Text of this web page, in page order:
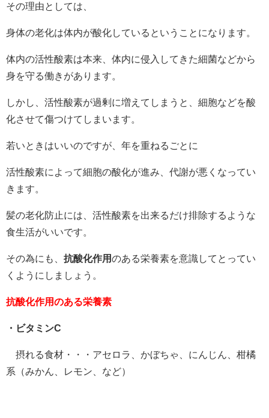
その理由としては、
身体の老化は体内が酸化しているということになります。
体内の活性酸素は本来、体内に侵入してきた細菌などから
身を守る働きがあります。
しかし、活性酸素が過剰に増えてしまうと、細胞などを酸
化させて傷つけてしまいます。
若いときはいいのですが、年を重ねるごとに
活性酸素によって細胞の酸化が進み、代謝が悪くなってい
きます。
髪の老化防止には、活性酸素を出来るだけ排除するような
食生活がいいです。
その為にも、 抗酸化作用のある栄養素を意識してとってい
くようにしましょう。
抗酸化作用のある栄養素
・ビタミンC
摂れる食材・・・アセロラ、かぼちゃ、にんじん、柑橘
系（みかん、レモン、など）